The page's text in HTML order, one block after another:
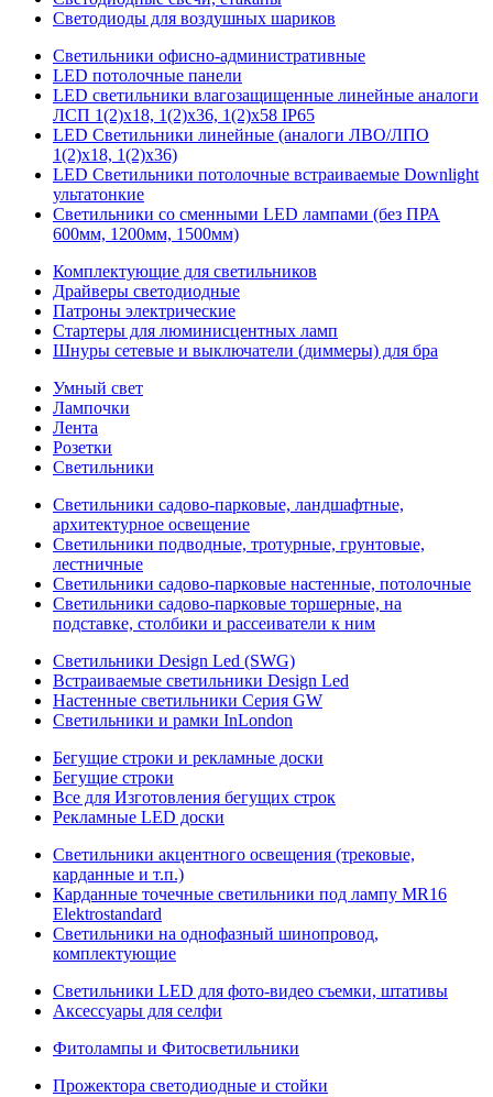
Светодиоды для воздушных шариков
Светильники офисно-административные
LED потолочные панели
LED светильники влагозащищенные линейные аналоги
ЛСП 1(2)х18, 1(2)х36, 1(2)х58 IP65
LED Светильники линейные (аналоги ЛВО/ЛПО
1(2)х18, 1(2)х36)
LED Светильники потолочные встраиваемые Downlight
ультатонкие
Светильники со сменными LED лампами (без ПРА
600мм, 1200мм, 1500мм)
Комплектующие для светильников
Драйверы светодиодные
Патроны электрические
Стартеры для люминисцентных ламп
Шнуры сетевые и выключатели (диммеры) для бра
Умный свет
Лампочки
Лента
Розетки
Светильники
Светильники садово-парковые, ландшафтные,
архитектурное освещение
Светильники подводные, тротурные, грунтовые,
лестничные
Светильники садово-парковые настенные, потолочные
Светильники садово-парковые торшерные, на
подставке, столбики и рассеиватели к ним
Светильники Design Led (SWG)
Встраиваемые светильники Design Led
Настенные светильники Серия GW
Светильники и рамки InLondon
Бегущие строки и рекламные доски
Бегущие строки
Все для Изготовления бегущих строк
Рекламные LED доски
Светильники акцентного освещения (трековые,
карданные и т.п.)
Карданные точечные светильники под лампу MR16
Elektrostandard
Светильники на однофазный шинопровод,
комплектующие
Светильники LED для фото-видео съемки, штативы
Аксессуары для селфи
Фитолампы и Фитосветильники
Прожектора светодиодные и стойки